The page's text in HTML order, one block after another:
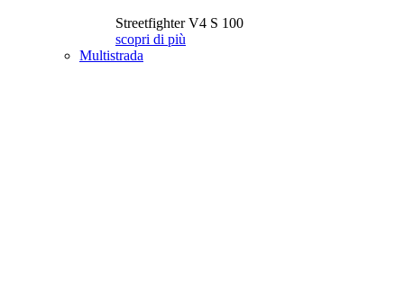
Streetfighter V4 S 100
scopri di più
Multistrada